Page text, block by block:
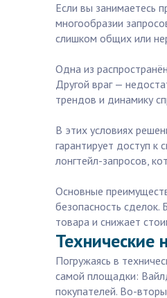
Если вы занимаетесь
многообразии
слишком общих или
Одна из
Другой враг —
трендов и динамику
В этих условиях
гарантирует доступ к
лонгтейл-запросов,
Основные
безопасность
товара и снижает
Технические
Погружаясь в
самой площадки:
покупателей. Во-